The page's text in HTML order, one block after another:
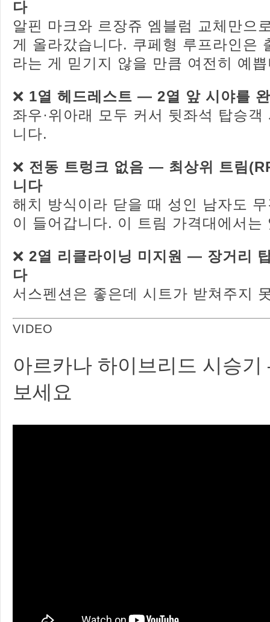
다
알핀 마크와 르장쥬 엠블럼 교체만으
게 올라갔습니다. 쿠페형 루프라인은
라는 게 믿기지 않을 만큼 여전히 예
❌ 1열 헤드레스트 — 2열 앞 시야를
좌우·위아래 모두 커서 뒷좌석 탑승
니다.
❌ 전동 트렁크 없음 — 최상위 트림
니다
해치 방식이라 닫을 때 성인 남자도
이 들어갑니다. 이 트림 가격대에서는
❌ 2열 리클라이닝 미지원 — 장거리
다
서스펜션은 좋은데 시트가 받쳐주지
VIDEO
아르카나 하이브리드 시승
보세요